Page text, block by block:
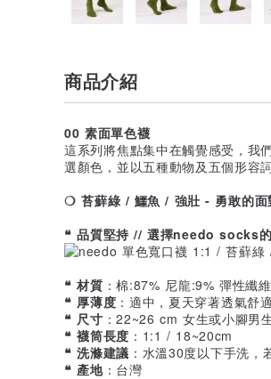
商品介紹
00 素面單色襪
這系列將焦點集中在觸覺感受，我
選顏色，並以五種動物及五個形容
❍ 苔蘚綠 / 鱷魚 / 強壯 - 勇敢的面
❝ 品質堅持 // 選擇needo socks
❝ 材質 ：棉:87% 尼龍:9% 彈性纖
❝ 厚薄度 ：適中，夏天穿著透氣舒
❝ 尺寸 ：22~26 cm 女生或小腳男
❝ 襪筒長度 ：1:1 / 18~20cm
❝ 洗滌建議 ：水溫30度以下手洗，
❝ 產地：台灣